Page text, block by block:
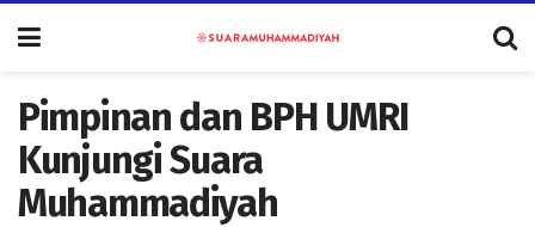
Pimpinan dan BPH UMRI
Kunjungi Suara
Muhammadiyah